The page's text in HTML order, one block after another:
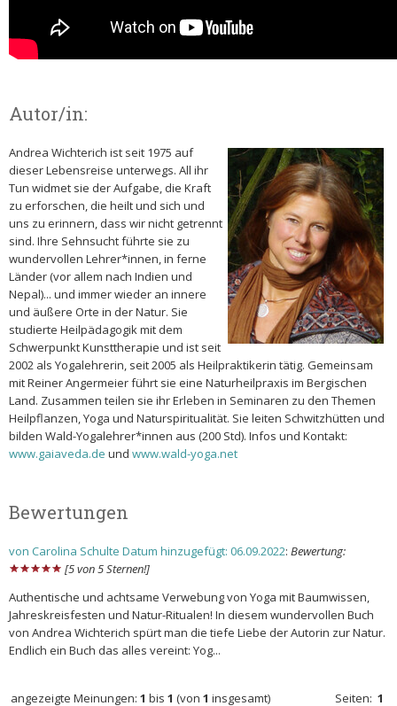
Autor/in:
Andrea Wichterich ist seit 1975 auf
dieser Lebensreise unterwegs. All ihr
Tun widmet sie der Aufgabe, die Kraft
zu erforschen, die heilt und sich und
uns zu erinnern, dass wir nicht getrennt
sind. Ihre Sehnsucht führte sie zu
wundervollen Lehrer*innen, in ferne
Länder (vor allem nach Indien und
Nepal)... und immer wieder an innere
und äußere Orte in der Natur. Sie
studierte Heilpädagogik mit dem
Schwerpunkt Kunsttherapie und ist seit
2002 als Yogalehrerin, seit 2005 als Heilpraktikerin tätig. Gemeinsam
mit Reiner Angermeier führt sie eine Naturheilpraxis im Bergischen
Land. Zusammen teilen sie ihr Erleben in Seminaren zu den Themen
Heilpflanzen, Yoga und Naturspiritualität. Sie leiten Schwitzhütten und
bilden Wald-Yogalehrer*innen aus (200 Std). Infos und Kontakt:
www.gaiaveda.de und www.wald-yoga.net
Bewertungen
von Carolina Schulte Datum hinzugefügt: 06.09.2022: Bewertung:
[5 von 5 Sternen!]
Authentische und achtsame Verwebung von Yoga mit Baumwissen,
Jahreskreisfesten und Natur-Ritualen! In diesem wundervollen Buch
von Andrea Wichterich spürt man die tiefe Liebe der Autorin zur Natur.
Endlich ein Buch das alles vereint: Yog...
angezeigte Meinungen: 1 bis 1 (von 1 insgesamt) Seiten: 1